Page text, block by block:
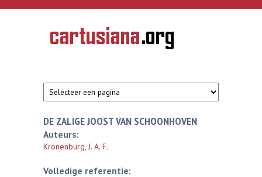
Overslaan en naar de inhoud gaan
CARTUSIANA
Geschiedenis
van de
DE ZALIGE JOOST VAN SCHOONHOVEN
Auteurs:
Kronenburg, J. A. F.
Volledige referentie: